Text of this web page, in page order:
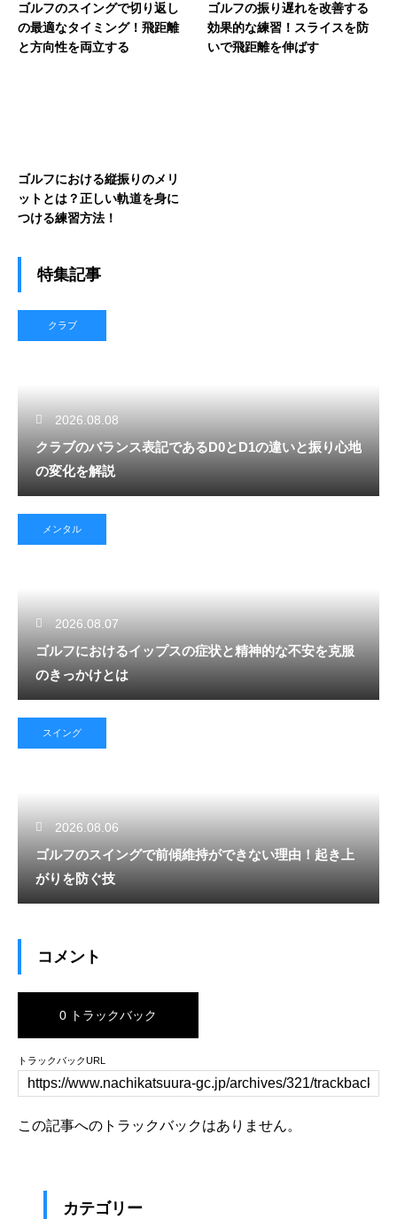
ゴルフのスイングで切り返し
の最適なタイミング！飛距離
と方向性を両立する
ゴルフの振り遅れを改善する
効果的な練習！スライスを防
いで飛距離を伸ばす
ゴルフにおける縦振りのメリ
ットとは？正しい軌道を身に
つける練習方法！
特集記事
クラブ
2026.08.08
クラブのバランス表記であるD0とD1の違いと振り心地
の変化を解説
メンタル
2026.08.07
ゴルフにおけるイップスの症状と精神的な不安を克服
のきっかけとは
スイング
2026.08.06
ゴルフのスイングで前傾維持ができない理由！起き上
がりを防ぐ技
コメント
0 トラックバック
トラックバックURL
この記事へのトラックバックはありません。
カテゴリー